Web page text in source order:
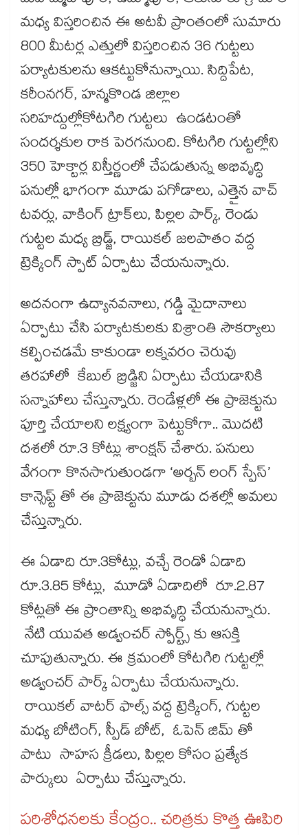
మధ్య విస్తరించిన ఈ అటవీ ప్రాంతంలో సుమారు
800 మీటర్ల ఎత్తులో విస్తరించిన 36 గుట్టలు
పర్యాటకులను ఆకట్టుకోనున్నాయి. సిద్దిపేట,
కరీంనగర్, హన్మకొండ జిల్లాల
సరిహద్దుల్లోకోటగిరి గుట్టలు ఉండటంతో
సందర్శకుల రాక పెరగనుంది. కోటగిరి గుట్టల్లోని
350 హెక్టార్ల విస్తీర్ణంలో చేపడుతున్న అభివృద్ధి
పనుల్లో భాగంగా మూడు పగోడాలు, ఎత్తైన వాచ్
టవర్లు, వాకింగ్ ట్రాక్‌‌లు, పిల్లల పార్క్, రెండు
గుట్టల మధ్య బ్రిడ్జ్, రాయికల్ జలపాతం వద్ద
ట్రెక్కింగ్ స్పాట్ ఏర్పాటు చేయనున్నారు.
అదనంగా ఉద్యానవనాలు, గడ్డి మైదానాలు
ఏర్పాటు చేసి పర్యాటకులకు విశ్రాంతి సౌకర్యాలు
కల్పించడమే కాకుండా లక్నవరం చెరువు
తరహాలో కేబుల్ బ్రిడ్జిని ఏర్పాటు చేయడానికి
సన్నాహాలు చేస్తున్నారు. రెండేళ్లలో ఈ ప్రాజెక్టును
పూర్తి చేయాలని లక్ష్యంగా పెట్టుకోగా.. మొదటి
దశలో రూ.3 కోట్లు శాంక్షన్ చేశారు. పనులు
వేగంగా కొనసాగుతుండగా ‘అర్బన్ లంగ్ స్పేస్’
కాన్సెప్ట్‌‌ తో ఈ ప్రాజెక్టును మూడు దశల్లో అమలు
చేస్తున్నారు.
ఈ ఏడాది రూ.3కోట్లు, వచ్చే రెండో ఏడాది
రూ.3.85 కోట్లు, మూడో ఏడాదిలో రూ.2.87
కోట్లతో ఈ ప్రాంతాన్ని అభివృద్ధి చేయనున్నారు.
నేటి యువత అడ్వంచర్ స్పోర్ట్స్‌‌ కు ఆసక్తి
చూపుతున్నారు. ఈ క్రమంలో కోటగిరి గుట్టల్లో
అడ్వంచర్‌‌‌‌ పార్క్‌‌ ఏర్పాటు చేయనున్నారు.
రాయికల్ వాటర్ ఫాల్స్ వద్ద ట్రెక్కింగ్, గుట్టల
మధ్య బోటింగ్, స్పీడ్ బోట్, ఓపెన్ జిమ్ తో
పాటు సాహస క్రీడలు, పిల్లల కోసం ప్రత్యేక
పార్కులు ఏర్పాటు చేస్తున్నారు.
పరిశోధనలకు కేంద్రం.. చరిత్రకు కొత్త ఊపిరి